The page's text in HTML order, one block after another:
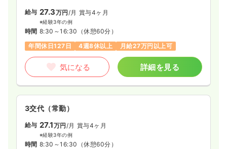
給与 27.3万円 /月 賞与4ヶ月
※経験3年の例
時間 8:30～16:30 （休憩60分）
年間休日127日
4週8休以上 月給27万円以上可
気になる 詳細を見る
3交代（常勤）
給与 27.1万円/月 賞与4ヶ月
※経験3年の例
時間 8:30～16:30 （休憩60分）